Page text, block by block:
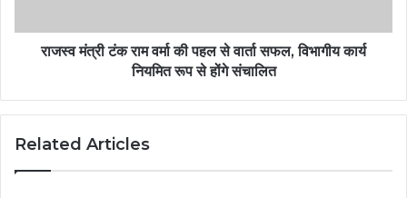
राजस्व मंत्री टंक राम वर्मा की पहल से वार्ता सफल, विभागीय कार्य
नियमित रूप से होंगे संचालित
Related Articles